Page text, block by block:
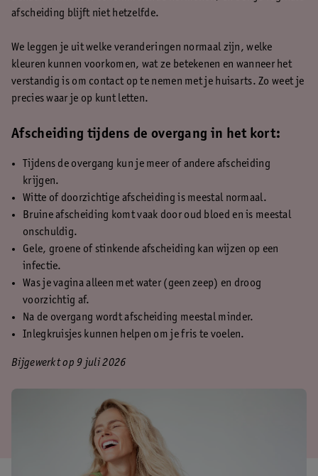
afscheiding blijft niet hetzelfde.
We leggen je uit welke veranderingen normaal zijn, welke
kleuren kunnen voorkomen, wat ze betekenen en wanneer het
verstandig is om contact op te nemen met je huisarts. Zo weet je
precies waar je op kunt letten.
Afscheiding tijdens de overgang in het kort:
Tijdens de overgang kun je meer of andere afscheiding
krijgen.
Witte of doorzichtige afscheiding is meestal normaal.
Bruine afscheiding komt vaak door oud bloed en is meestal
onschuldig.
Gele, groene of stinkende afscheiding kan wijzen op een
infectie.
Was je vagina alleen met water (geen zeep) en droog
voorzichtig af.
Na de overgang wordt afscheiding meestal minder.
Inlegkruisjes kunnen helpen om je fris te voelen.
Bijgewerkt op 9 juli 2026